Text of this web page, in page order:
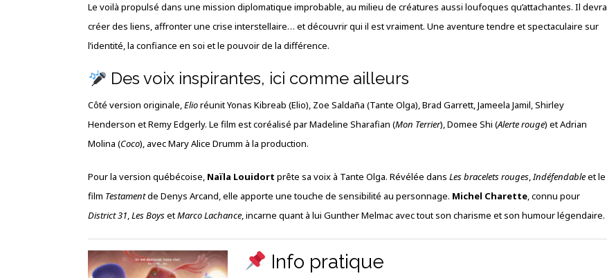
Le voilà propulsé dans une mission diplomatique improbable, au milieu de créatures aussi loufoques qu’attachantes. Il devra
créer des liens, affronter une crise interstellaire… et découvrir qui il est vraiment. Une aventure tendre et spectaculaire sur
l’identité, la confiance en soi et le pouvoir de la différence.
Des voix inspirantes, ici comme ailleurs
Côté version originale,Elioréunit Yonas Kibreab (Elio), Zoe Saldaña (Tante Olga), Brad Garrett, Jameela Jamil, Shirley
Henderson et Remy Edgerly. Le film est coréalisé par Madeline Sharafian (Mon Terrier), Domee Shi (Alerte rouge) et Adrian
Molina (Coco), avec Mary Alice Drumm à la production.
Pour la version québécoise, Naïla Louidort prête sa voix à Tante Olga. Révélée dans Les bracelets rouges,Indéfendableet le
film Testamentde Denys Arcand, elle apporte une touche de sensibilité au personnage. Michel Charette, connu pour
District 31,Les BoysetMarco Lachance, incarne quant à lui Gunther Melmac avec tout son charisme et son humour légendaire.
Info pratique